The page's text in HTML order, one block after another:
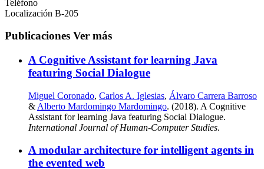
Teléfono
Localización B-205
Publicaciones Ver más
A Cognitive Assistant for learning Java
featuring Social Dialogue
Miguel Coronado, Carlos A. Iglesias, Álvaro Carrera Barroso
& Alberto Mardomingo Mardomingo. (2018). A Cognitive
Assistant for learning Java featuring Social Dialogue.
International Journal of Human-Computer Studies.
A modular architecture for intelligent agents in
the evented web